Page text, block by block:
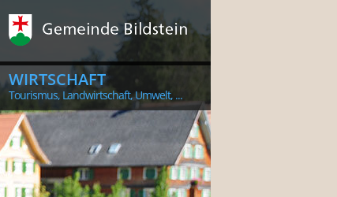
WIRTSCHAFT
Tourismus, Landwirtschaft, Umwelt, ...